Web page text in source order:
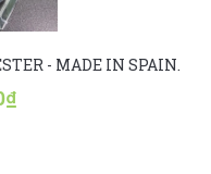
- MADE IN SPAIN.